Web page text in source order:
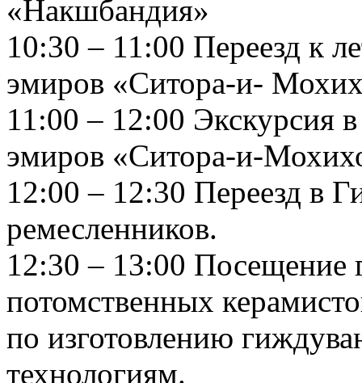
«Накшбандия»
10:30 – 11:00 Переезд к
эмиров «Ситора-и-
11:00 – 12:00 Экскурсия
эмиров «Ситора-и-
12:00 – 12:30 Переезд в
ремесленников.
12:30 – 13:00 Посещение
потомственных
по изготовлению
технологиям.